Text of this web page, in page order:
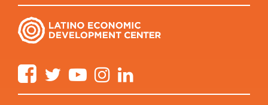
FacebookTwitter YouTube Instagram